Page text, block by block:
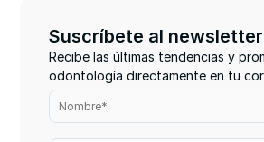
Suscríbete al newsletter
Recibe las últimas tendencias y
odontología directamente en tu